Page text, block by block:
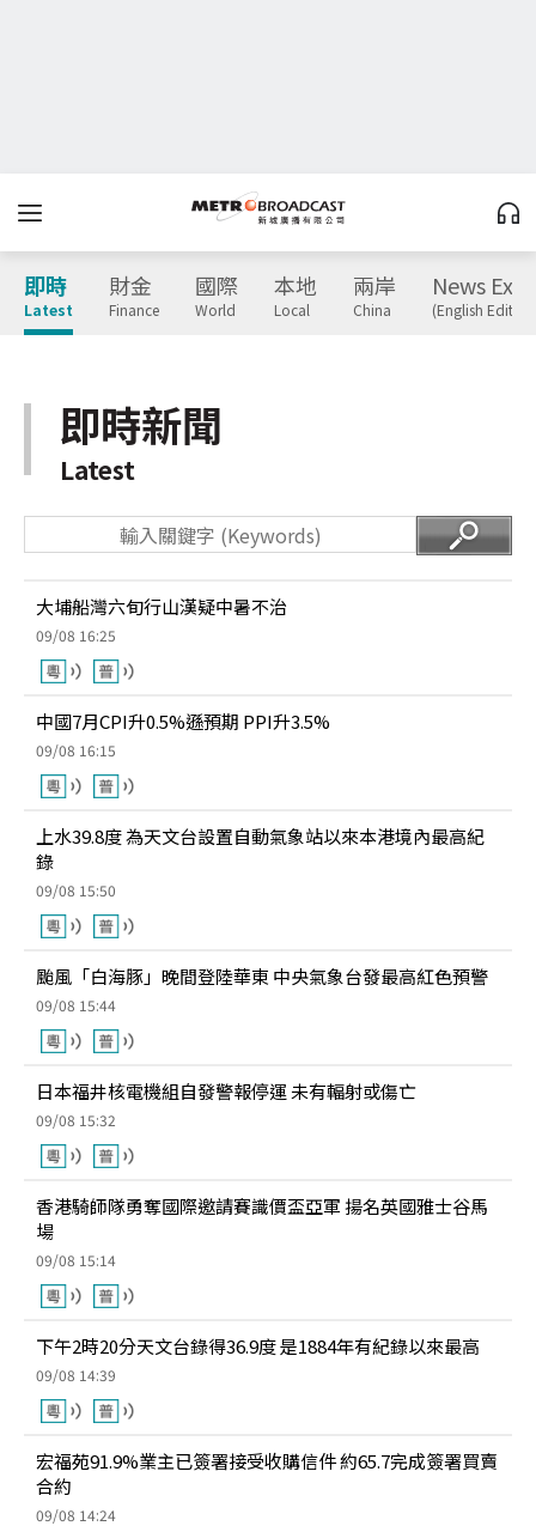
即時
Latest
財金
Finance
國際
World
本地
Local
兩岸
China
News
(English
即時新聞
Latest
大埔船灣六旬行山漢疑中暑不治
09/08 16:25
中國7月CPI升0.5%遜預期 PPI升3.5%
09/08 16:15
上水39.8度 為天文台設置自動氣象站以來本港境內最高紀
錄
09/08 15:50
颱風「白海豚」晚間登陸華東 中央氣象台發最高紅色預警
09/08 15:44
日本福井核電機組自發警報停運 未有輻射或傷亡
09/08 15:32
香港騎師隊勇奪國際邀請賽識價盃亞軍 揚名英國雅士谷馬
場
09/08 15:14
下午2時20分天文台錄得36.9度 是1884年有紀錄以來最高
09/08 14:39
宏福苑91.9%業主已簽署接受收購信件 約65.7完成簽署買賣
合約
09/08 14:24